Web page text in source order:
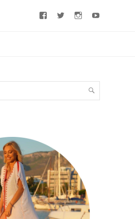
FacebookTwitterInstagram
SEARCH